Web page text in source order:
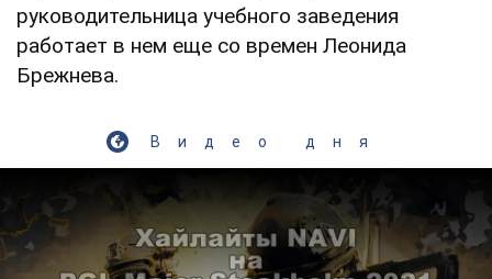
руководительница учебного заведения
работает в нем еще со времен Леонида
Брежнева.
Видео дня